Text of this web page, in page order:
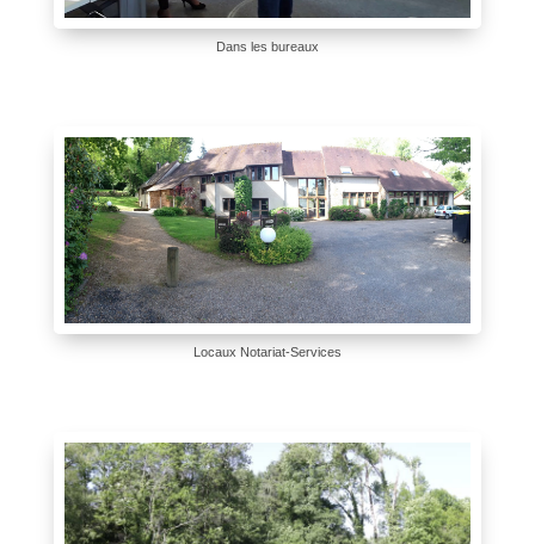
Dans les bureaux
Locaux Notariat-Services